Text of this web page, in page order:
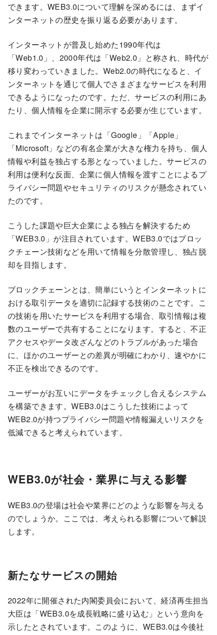
できます。WEB3.0について理解を深めるには、まずイ
ンターネットの歴史を振り返る必要があります。
インターネットが普及し始めた1990年代は
「Web1.0」、2000年代は「Web2.0」と称され、時代が
移り変わっていきました。Web2.0の時代になると、イ
ンターネットを通じて個人でさまざまなサービスを利用
できるようになったのです。ただ、サービスの利用にあ
たり、個人情報を企業に開示する必要が生じています。
これまでインターネットは「Google」「Apple」
「Microsoft」などの有名企業が大きな権力を持ち、個人
情報や利益を独占する形となっていました。サービスの
利用は便利な反面、企業に個人情報を渡すことによるプ
ライバシー問題やセキュリティのリスクが懸念されてい
たのです。
こうした課題や巨大企業による独占を解決するため
「WEB3.0」が注目されています。WEB3.0ではブロッ
クチェーン技術などを用いて情報を分散管理し、独占脱
却を目指します。
ブロックチェーンとは、簡単にいうとインターネットに
おける取引データを適切に記録する技術のことです。こ
の技術を用いたサービスを利用する場合、取引情報は複
数のユーザーで共有することになります。すると、不正
アクセスやデータ改ざんなどのトラブルがあった場合
に、ほかのユーザーとの差異が明確にわかり、速やかに
不正を検出できるのです。
ユーザーがお互いにデータをチェックし合えるシステム
を構築できます。WEB3.0はこうした技術によって
WEB2.0が持つプライバシー問題や情報漏えいリスクを
低減できると考えられています。
WEB3.0が社会・業界に与える影響
WEB3.0の登場は社会や業界にどのような影響を与える
のでしょうか。ここでは、考えられる影響について解説
します。
新たなサービスの開始
2022年に開催された内閣委員会において、経済再生担当
大臣は「WEB3.0を成長戦略に盛り込む」という意向を
示したとされています。このように、WEB3.0は今後社